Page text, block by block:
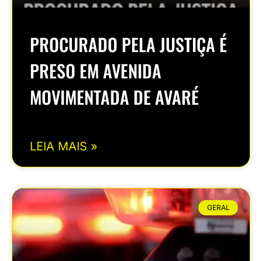
PROCURADO PELA JUSTIÇA É
PRESO EM AVENIDA
MOVIMENTADA DE AVARÉ
LEIA MAIS »
GERAL